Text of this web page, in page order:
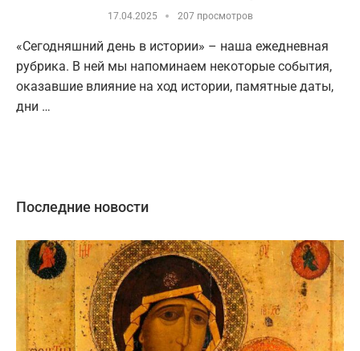
17.04.2025 207 просмотров
«Сегодняшний день в истории» – наша ежедневная
рубрика. В ней мы напоминаем некоторые события,
оказавшие влияние на ход истории, памятные даты,
дни …
Последние новости